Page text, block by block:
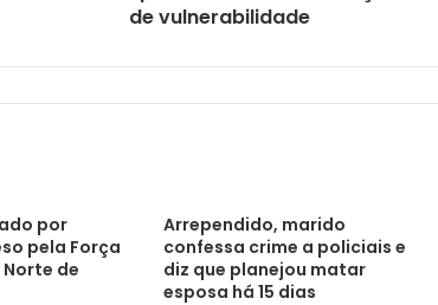
de vulnerabilidade
por
pela Força
de
Arrependido, marido
confessa crime a policiais e
diz que planejou matar
esposa há 15 dias